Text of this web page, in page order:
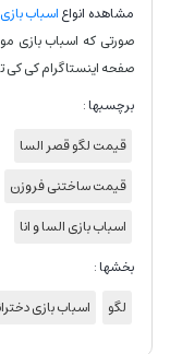
مشاهده انواعاسباب
صورتی که اسباب بازی
صفحه اینستاگرام کی کی
برچسبها :
قیمت لگو قصر السا
قیمت ساختنی فروزن
اسباب بازی السا و انا
بخشها :
لگو
اسباب بازی